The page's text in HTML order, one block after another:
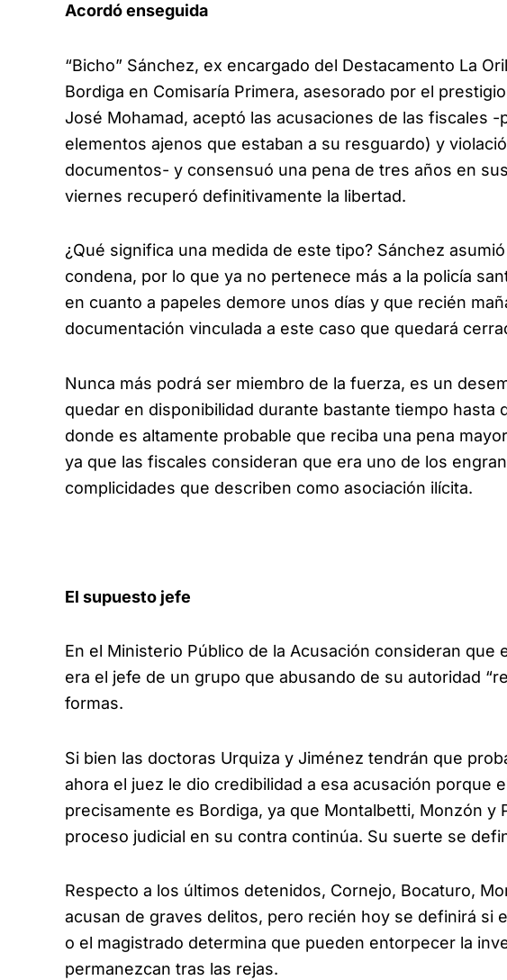
Acordó enseguida
“Bicho” Sánchez, ex encargado del Destacamento La
Bordiga en Comisaría Primera, asesorado por el
José Mohamad, aceptó las acusaciones de las fiscales
elementos ajenos que estaban a su resguardo) y
documentos- y consensuó una pena de tres años en
viernes recuperó definitivamente la libertad.
¿Qué significa una medida de este tipo? Sánchez
condena, por lo que ya no pertenece más a la policía
en cuanto a papeles demore unos días y que recién
documentación vinculada a este caso que quedará
Nunca más podrá ser miembro de la fuerza, es un
quedar en disponibilidad durante bastante tiempo hasta
donde es altamente probable que reciba una pena
ya que las fiscales consideran que era uno de los
complicidades que describen como asociación ilícita.
El supuesto jefe
En el Ministerio Público de la Acusación consideran que
era el jefe de un grupo que abusando de su autoridad
formas.
Si bien las doctoras Urquiza y Jiménez tendrán que
ahora el juez le dio credibilidad a esa acusación porque
precisamente es Bordiga, ya que Montalbetti, Monzón y
proceso judicial en su contra continúa. Su suerte se
Respecto a los últimos detenidos, Cornejo, Bocaturo,
acusan de graves delitos, pero recién hoy se definirá si
o el magistrado determina que pueden entorpecer la
permanezcan tras las rejas.